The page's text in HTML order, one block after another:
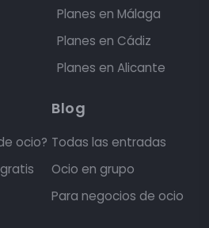
Planes en Málaga
Planes en Cádiz
Planes en Alicante
ocio?
Blog
Todas las entradas
Ocio en grupo
Para negocios de ocio